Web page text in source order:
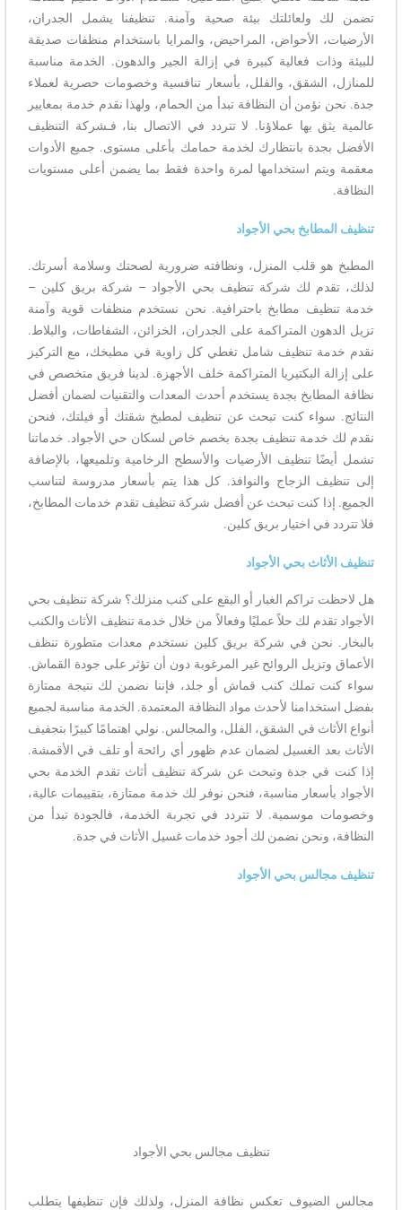
تضمن لك ولعائلتك بيئة صحية وآمنة. تنظيفنا يشمل الجدران،
الأرضيات، الأحواض، المراحيض، والمرايا باستخدام منظفات صديقة
للبيئة وذات فعالية كبيرة في إزالة الجير والدهون. الخدمة مناسبة
للمنازل، الشقق، والفلل، بأسعار تنافسية وخصومات حصرية لعملاء
جدة. نحن نؤمن أن النظافة تبدأ من الحمام، ولهذا نقدم خدمة بمعايير
عالمية يثق بها عملاؤنا. لا تتردد في الاتصال بنا، فـشركة التنظيف
الأفضل بجدة بانتظارك لخدمة حمامك بأعلى مستوى. جميع الأدوات
معقمة ويتم استخدامها لمرة واحدة فقط بما يضمن أعلى مستويات
النظافة.
تنظيف المطابخ بحي الأجواد
المطبخ هو قلب المنزل، ونظافته ضرورية لصحتك وسلامة أسرتك.
لذلك، تقدم لك شركة تنظيف بحي الأجواد – شركة بريق كلين –
خدمة تنظيف مطابخ باحترافية. نحن نستخدم منظفات قوية وآمنة
تزيل الدهون المتراكمة على الجدران، الخزائن، الشفاطات، والبلاط.
نقدم خدمة تنظيف شامل تغطي كل زاوية في مطبخك، مع التركيز
على إزالة البكتيريا المتراكمة خلف الأجهزة. لدينا فريق متخصص في
نظافة المطابخ بجدة يستخدم أحدث المعدات والتقنيات لضمان أفضل
النتائج. سواء كنت تبحث عن تنظيف لمطبخ شقتك أو فيلتك، فنحن
نقدم لك خدمة تنظيف بجدة بخصم خاص لسكان حي الأجواد. خدماتنا
تشمل أيضًا تنظيف الأرضيات والأسطح الرخامية وتلميعها، بالإضافة
إلى تنظيف الزجاج والنوافذ. كل هذا يتم بأسعار مدروسة لتناسب
الجميع. إذا كنت تبحث عن أفضل شركة تنظيف تقدم خدمات المطابخ،
فلا تتردد في اختيار بريق كلين.
تنظيف الأثاث بحي الأجواد
هل لاحظت تراكم الغبار أو البقع على كنب منزلك؟ شركة تنظيف بحي
الأجواد تقدم لك حلاً عمليًا وفعالاً من خلال خدمة تنظيف الأثاث والكنب
بالبخار. نحن في شركة بريق كلين نستخدم معدات متطورة تنظف
الأعماق وتزيل الروائح غير المرغوبة دون أن تؤثر على جودة القماش.
سواء كنت تملك كنب قماش أو جلد، فإننا نضمن لك نتيجة ممتازة
بفضل استخدامنا لأحدث مواد النظافة المعتمدة. الخدمة مناسبة لجميع
أنواع الأثاث في الشقق، الفلل، والمجالس. نولي اهتمامًا كبيرًا بتجفيف
الأثاث بعد الغسيل لضمان عدم ظهور أي رائحة أو تلف في الأقمشة.
إذا كنت في جدة وتبحث عن شركة تنظيف أثاث تقدم الخدمة بحي
الأجواد بأسعار مناسبة، فنحن نوفر لك خدمة ممتازة، بتقييمات عالية،
وخصومات موسمية. لا تتردد في تجربة الخدمة، فالجودة تبدأ من
النظافة، ونحن نضمن لك أجود خدمات غسيل الأثاث في جدة.
تنظيف مجالس بحي الأجواد
تنظيف مجالس بحي الأجواد
مجالس الضيوف تعكس نظافة المنزل، ولذلك فإن تنظيفها يتطلب